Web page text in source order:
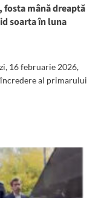
fosta mână dreaptă
soarta în luna
16 februarie 2026,
al primarului